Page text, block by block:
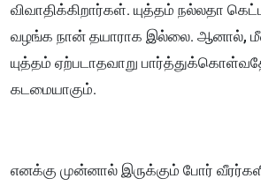
விவாதிக்கிறார்கள். யுத்தம் நல்லதா
வழங்க நான் தயாராக இல்லை. ஆனால்,
யுத்தம் ஏற்படாதவாறு
கடமையாகும்.
எனக்கு முன்னால் இருக்கும் போர்